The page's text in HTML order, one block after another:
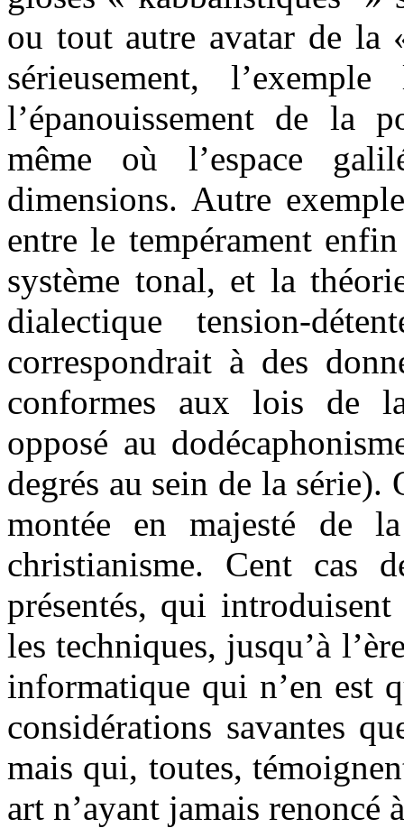
ou tout autre avatar de la
sérieusement,
l’épanouissement de la
même où l’espace
dimensions. Autre
entre le tempérament
système tonal, et la
dialectique tension-
correspondrait à des
conformes aux lois de
opposé au
degrés au sein de la série).
montée en majesté de
christianisme. Cent cas
présentés, qui
les techniques, jusqu’à
informatique qui n’en est
considérations savantes
mais qui, toutes,
art n’ayant jamais renoncé